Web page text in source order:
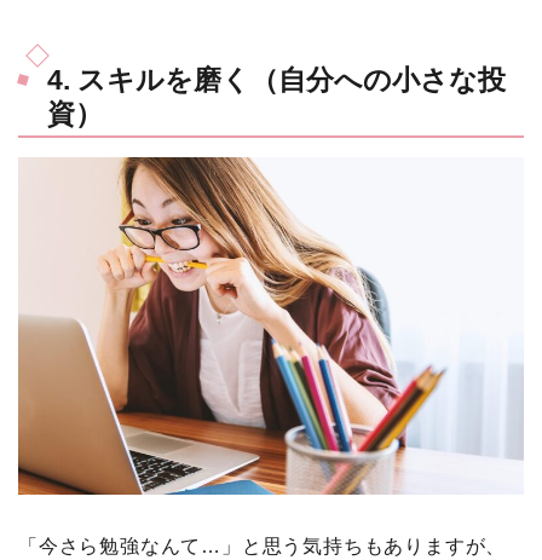
4. スキルを磨く（自分への小さな投
資）
「今さら勉強なんて…」と思う気持ちもありますが、